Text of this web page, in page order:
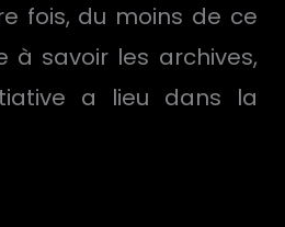
fois, du moins de ce
à savoir les archives,
a lieu dans la